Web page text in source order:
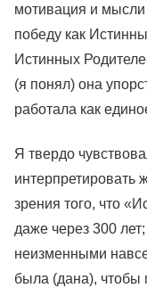
мотивация и мысли
победу как
Истинных
(я понял) она
работала как
Я твердо
интерпретировать
зрения того, что
даже через 300
неизменными
была (дана), чтобы